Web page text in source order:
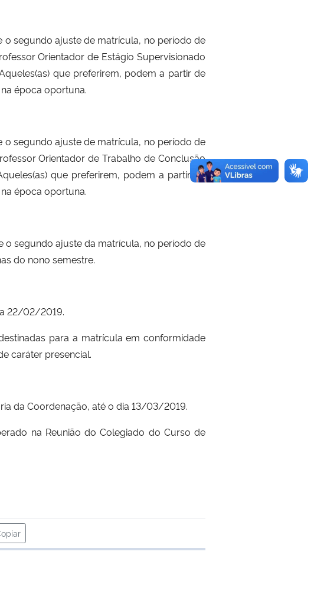
o segundo ajuste de matrícula, no período de
Orientador de Estágio Supervisionado
que preferirem, podem a partir de
época oportuna.
o segundo ajuste de matrícula, no período de
Orientador de Trabalho de Conclusão
que preferirem, podem a partir de
época oportuna.
o segundo ajuste da matrícula, no período de
do nono semestre.
22/02/2019.
para a matrícula em conformidade
caráter presencial.
da Coordenação, até o dia 13/03/2019.
na Reunião do Colegiado do Curso de
para área de transferência